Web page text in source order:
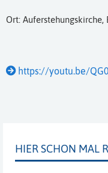
Ort:
https://youtu.be/
HIER SCHON MAL